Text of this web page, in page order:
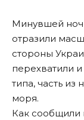
Минувшей
отразили
стороны
перехватили
типа, часть
моря.
Как сообщили